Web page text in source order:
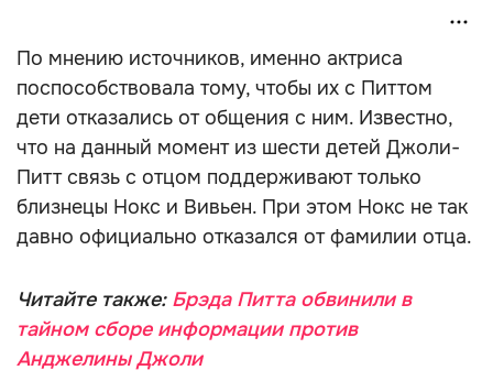
По мнению источников, именно актриса
поспособствовала тому, чтобы их с Питтом
дети отказались от общения с ним. Известно,
что на данный момент из шести детей Джоли-
Питт связь с отцом поддерживают только
близнецы Нокс и Вивьен. При этом Нокс не так
давно официально отказался от фамилии отца.
Читайте также: Брэда Питта обвинили в
тайном сборе информации против
Анджелины Джоли